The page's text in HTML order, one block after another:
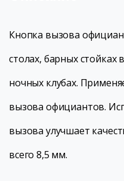
Кнопка вызова
столах, барных стойках
ночных клубах.
вызова официантов.
вызова улучшает
всего 8,5 мм.